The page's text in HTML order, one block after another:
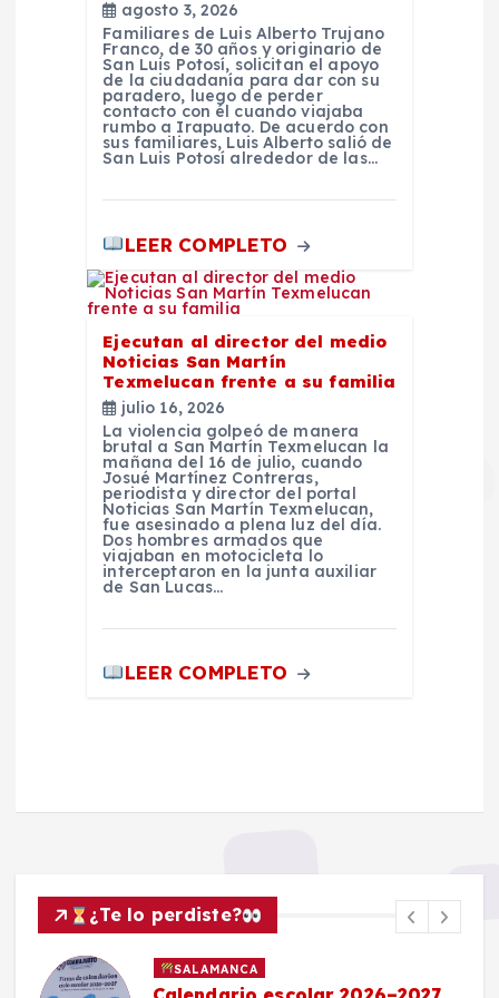
agosto 3, 2026
Familiares de Luis Alberto Trujano
Franco, de 30 años y originario de
San Luis Potosí, solicitan el apoyo
de la ciudadanía para dar con su
paradero, luego de perder
contacto con él cuando viajaba
rumbo a Irapuato. De acuerdo con
sus familiares, Luis Alberto salió de
San Luis Potosí alrededor de las…
LEER COMPLETO
Ejecutan al director del medio
Noticias San Martín
Texmelucan frente a su familia
julio 16, 2026
La violencia golpeó de manera
brutal a San Martín Texmelucan la
mañana del 16 de julio, cuando
Josué Martínez Contreras,
periodista y director del portal
Noticias San Martín Texmelucan,
fue asesinado a plena luz del día.
Dos hombres armados que
viajaban en motocicleta lo
interceptaron en la junta auxiliar
de San Lucas…
LEER COMPLETO
¿Te lo perdiste?
SALAMANCA